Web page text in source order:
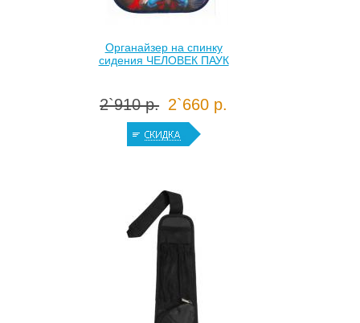
Органайзер на спинку
сидения ЧЕЛОВЕК ПАУК
2`910 р. 2`660 р.